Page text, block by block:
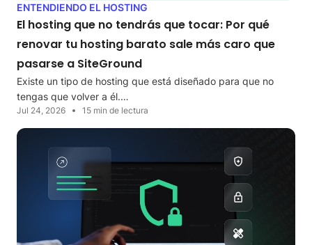
ENTENDIENDO EL HOSTING
El hosting que no tendrás que tocar: Por qué
renovar tu hosting barato sale más caro que
pasarse a SiteGround
Existe un tipo de hosting que está diseñado para que no
tengas que volver a él.…
Jul 24, 2026 15 min de lectura